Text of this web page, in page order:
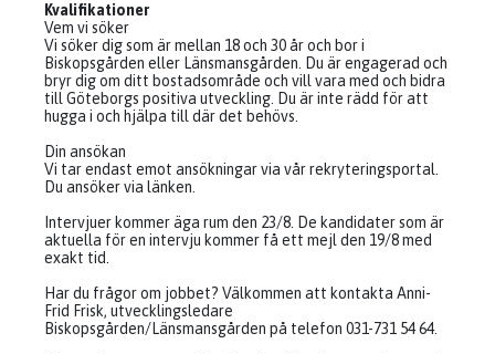
Kvalifikationer
Vem vi söker
Vi söker dig som är mellan 18 och 30 år och bor i
Biskopsgården eller Länsmansgården. Du är engagerad och
bryr dig om ditt bostadsområde och vill vara med och bidra
till Göteborgs positiva utveckling. Du är inte rädd för att
hugga i och hjälpa till där det behövs.
Din ansökan
Vi tar endast emot ansökningar via vår rekryteringsportal.
Du ansöker via länken.
Intervjuer kommer äga rum den 23/8. De kandidater som är
aktuella för en intervju kommer få ett mejl den 19/8 med
exakt tid.
Har du frågor om jobbet? Välkommen att kontakta Anni-
Frid Frisk, utvecklingsledare
Biskopsgården/Länsmansgården på telefon 031-731 54 64.